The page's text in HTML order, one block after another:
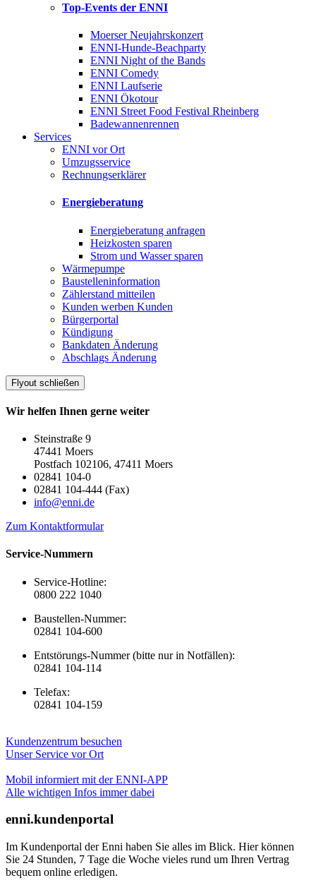
Top-Events der ENNI
Moerser Neujahrskonzert
ENNI-Hunde-Beachparty
ENNI Night of the Bands
ENNI Comedy
ENNI Laufserie
ENNI Ökotour
ENNI Street Food Festival Rheinberg
Badewannenrennen
Services
ENNI vor Ort
Umzugsservice
Rechnungserklärer
Energieberatung
Energieberatung anfragen
Heizkosten sparen
Strom und Wasser sparen
Wärmepumpe
Baustelleninformation
Zählerstand mitteilen
Kunden werben Kunden
Bürgerportal
Kündigung
Bankdaten Änderung
Abschlags Änderung
Flyout schließen
Wir helfen Ihnen gerne weiter
Steinstraße 9
47441 Moers
Postfach 102106, 47411 Moers
02841 104-0
02841 104-444 (Fax)
info@enni.de
Zum Kontaktformular
Service-Nummern
Service-Hotline:
0800 222 1040
Baustellen-Nummer:
02841 104-600
Entstörungs-Nummer (bitte nur in Notfällen):
02841 104-114
Telefax:
02841 104-159
Kundenzentrum besuchen
Unser Service vor Ort
Mobil informiert mit der ENNI-APP
Alle wichtigen Infos immer dabei
enni.kundenportal
Im Kundenportal der Enni haben Sie alles im Blick. Hier können
Sie 24 Stunden, 7 Tage die Woche vieles rund um Ihren Vertrag
bequem online erledigen.